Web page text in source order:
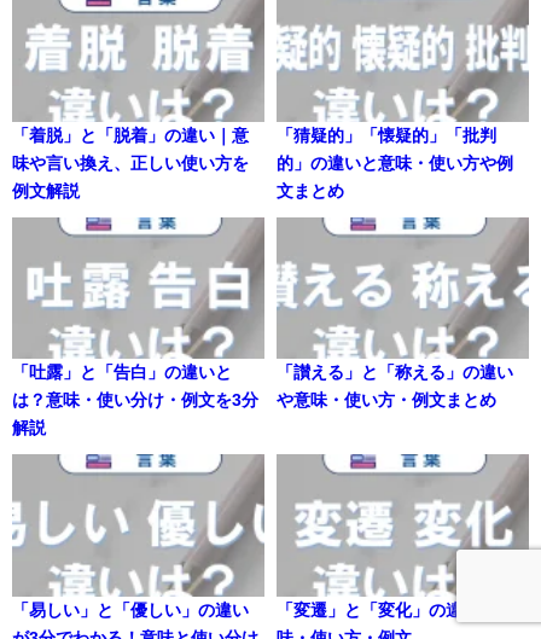
「着脱」と「脱着」の違い｜意
味や言い換え、正しい使い方を
例文解説
「猜疑的」「懐疑的」「批判
的」の違いと意味・使い方や例
文まとめ
「吐露」と「告白」の違いと
は？意味・使い分け・例文を3分
解説
「讃える」と「称える」の違い
や意味・使い方・例文まとめ
「易しい」と「優しい」の違い
「変遷」と「変化」の違いや意